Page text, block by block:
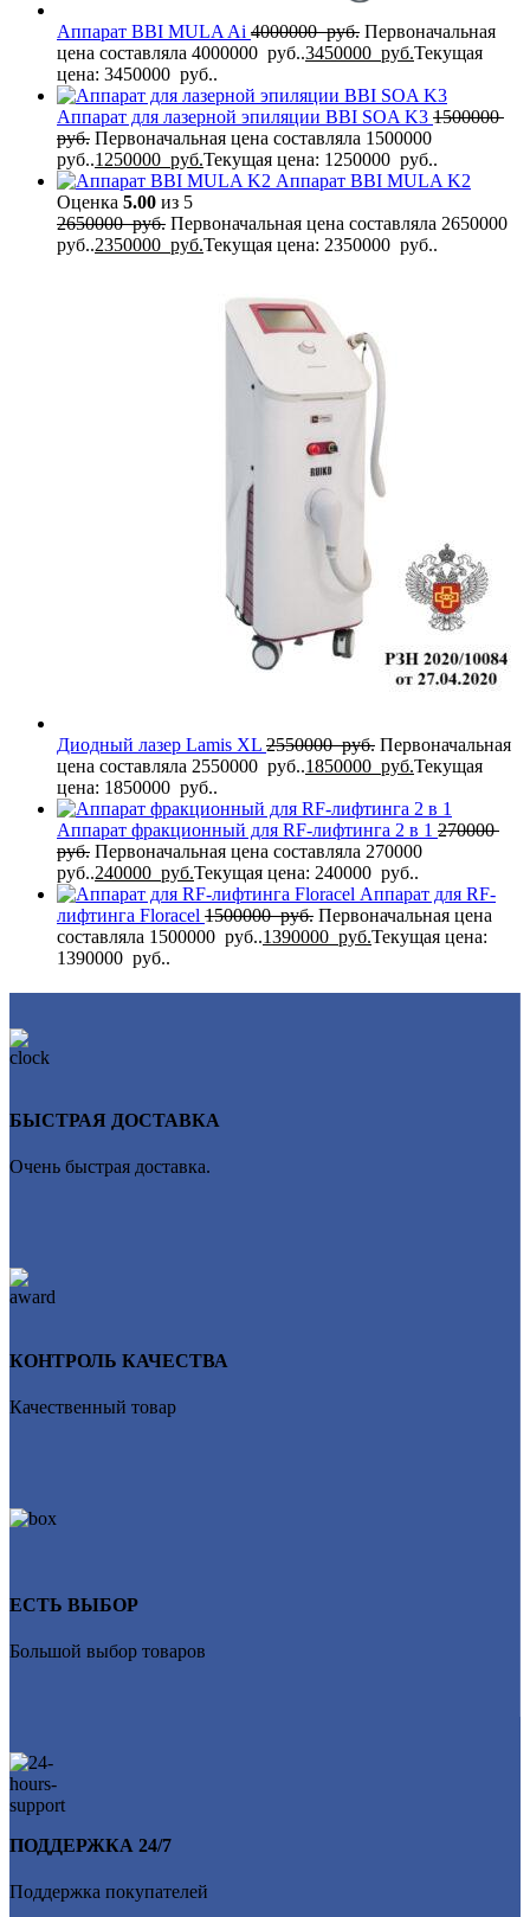
Аппарат BBI MULA Ai 4000000руб. Первоначальная
цена составляла 4000000 руб..3450000 руб.Текущая
цена: 3450000 руб..
Аппарат для лазерной эпиляции BBI SOA K3 1500000
руб. Первоначальная цена составляла 1500000
руб..1250000 руб.Текущая цена: 1250000 руб..
Аппарат BBI MULA K2
Оценка 5.00 из 5
2650000руб. Первоначальная цена составляла 2650000
руб..2350000 руб.Текущая цена: 2350000 руб..
Диодный лазер Lamis XL 2550000руб. Первоначальная
цена составляла 2550000 руб..1850000 руб.Текущая
цена: 1850000 руб..
Аппарат фракционный для RF-лифтинга 2 в 1 270000
руб. Первоначальная цена составляла 270000
руб..240000 руб.Текущая цена: 240000 руб..
Аппарат для RF-
лифтинга Flоrасеl 1500000руб. Первоначальная цена
составляла 1500000 руб..1390000 руб.Текущая цена:
1390000 руб..
БЫСТРАЯ ДОСТАВКА
Очень быстрая доставка.
КОНТРОЛЬ КАЧЕСТВА
Качественный товар
ЕСТЬ ВЫБОР
Большой выбор товаров
ПОДДЕРЖКА 24/7
Поддержка покупателей